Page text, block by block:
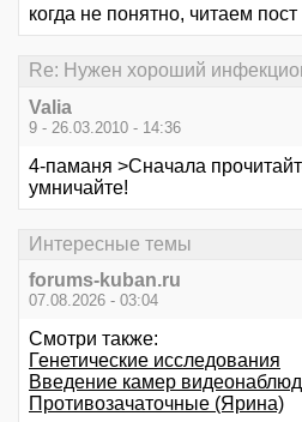
когда не понятно, читаем
Re: Нужен хороший
Valia
9 - 26.03.2010 - 14:36
4-паманя >Сначала
умничайте!
Интересные темы
forums-kuban.ru
07.08.2026 - 03:04
Смотри также:
Генетические исследования
Введение камер
Противозачаточные (Ярина)